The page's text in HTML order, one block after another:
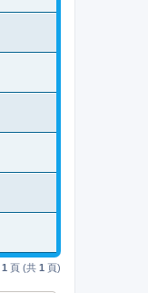
1 頁 (共 1 頁)